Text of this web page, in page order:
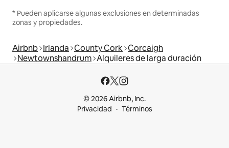
* Pueden aplicarse algunas exclusiones en determinadas
zonas y propiedades.
Airbnb Irlanda County Cork Corcaigh
Newtownshandrum Alquileres de larga duración
© 2026 Airbnb, Inc.
Privacidad
Términos